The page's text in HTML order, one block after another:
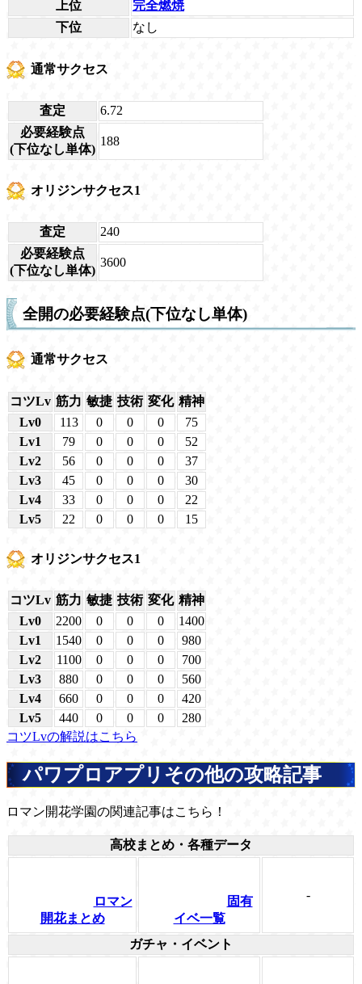
上位
完全燃焼
下位
なし
通常サクセス
査定
6.72
必要経験点
(下位なし単体)
188
オリジンサクセス1
査定
240
必要経験点
(下位なし単体)
3600
全開の必要経験点(下位なし単体)
通常サクセス
コツLv 筋力 敏捷 技術 変化 精神
Lv0
113 0 0 0
75
Lv1
79 0 0 0
52
Lv2
56 0 0 0
37
Lv3
45 0 0 0
30
Lv4
33 0 0 0
22
Lv5
22 0 0 0 15
オリジンサクセス1
コツLv 筋力 敏捷 技術 変化 精神
Lv0
2200 0 0 0
1400
Lv1
1540 0 0 0
980
Lv2
1100 0 0 0
700
Lv3
880 0 0 0
560
Lv4
660 0 0 0
420
Lv5
440 0 0 0
280
コツLvの解説はこちら
パワプロアプリその他の攻略記事
ロマン開花学園の関連記事はこちら！
高校まとめ・各種データ
ロマン
開花まとめ
固有
イベ一覧
-
ガチャ・イベント